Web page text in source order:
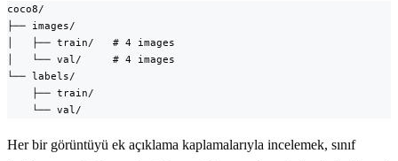
coco8/
├── images/
│   ├── train/   # 4 images
│   └── val/     # 4 images
└── labels/
    ├── train/
    └── val/
Her bir görüntüyü ek açıklama kaplamalarıyla incelemek, sınıf